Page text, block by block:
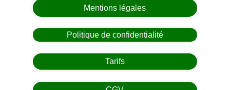
Mentions légales
Politique de confidentialité
Tarifs